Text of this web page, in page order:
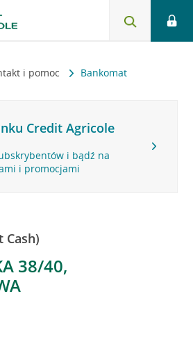
i pomoc Bankomat
Credit Agricole
i bądź na
i promocjami
Cash)
38/40,